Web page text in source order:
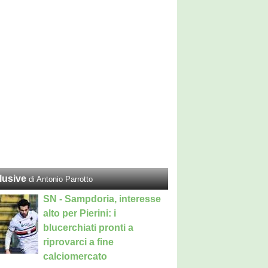
di Antonio Parrotto
SN - Sampdoria, interesse
alto per Pierini: i
blucerchiati pronti a
riprovarci a fine
calciomercato